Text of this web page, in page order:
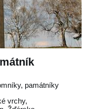
památníky
vrchy,